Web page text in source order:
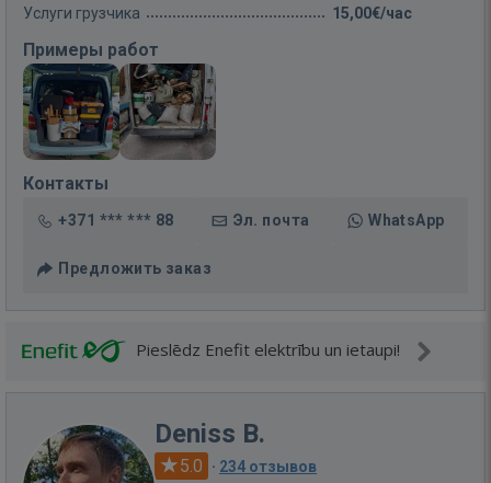
Услуги грузчика 15,00€/час
Примеры работ
Контакты
+371 *** *** 88 Эл. почта WhatsApp
Предложить заказ
Pieslēdz Enefit elektrību un ietaupi!
Deniss B.
5.0 · 234 отзывов